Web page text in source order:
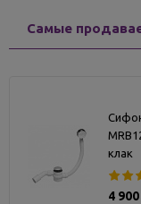
Самые
клак
4